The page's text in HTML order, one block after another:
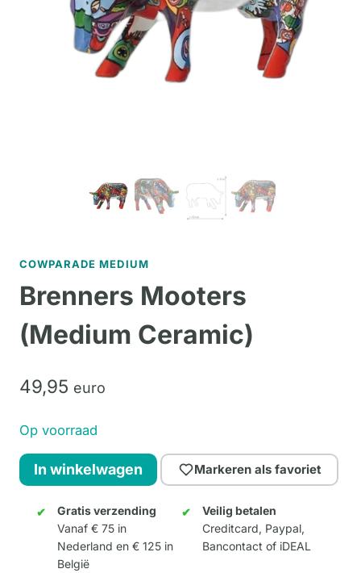
COWPARADE MEDIUM
Brenners Mooters
(Medium Ceramic)
49,95 euro
Op voorraad
Brenners
Mooters
(Medium
Ceramic)
aantal
In winkelwagen Markeren als favoriet
Gratis verzending
Vanaf € 75 in
Nederland en € 125 in
België
Veilig betalen
Creditcard, Paypal,
Bancontact of iDEAL